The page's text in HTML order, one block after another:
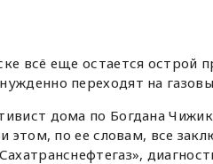
всё еще остается острой
переходят на
дома по Богдана
этом, по ее словам, все